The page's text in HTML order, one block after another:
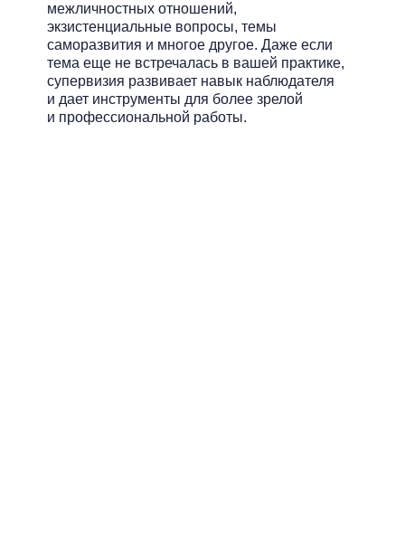
межличностных отношений,
экзистенциальные вопросы, темы
саморазвития и многое другое. Даже если
тема еще не встречалась в вашей практике,
супервизия развивает навык наблюдателя
и дает инструменты для более зрелой
и профессиональной работы.